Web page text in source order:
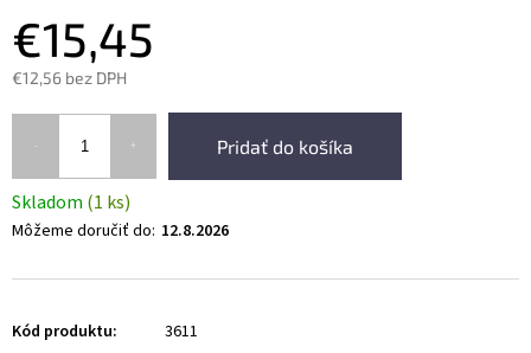
€15,45
€12,56 bez DPH
Pridať do košíka
Skladom (1 ks)
Môžeme doručiť do: 12.8.2026
Kód produktu:
3611